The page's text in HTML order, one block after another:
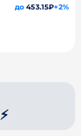
до 453.15₽+2%
⚡